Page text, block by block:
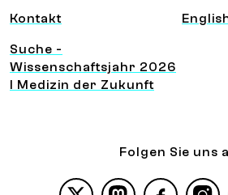
Kontakt
Suche -
Wissenschaftsjahr 2026
I Medizin der Zukunft
Folgen Sie uns